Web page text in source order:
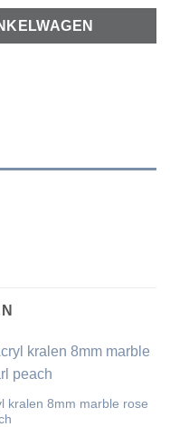
kralen 8mm marble rose